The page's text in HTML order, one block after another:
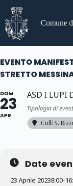
contenuto
Comune
EVENTO
STRETTO
DOM
23
APR
ASD I LUPI
Tipologia di
Colli S.
Date
23 Aprile 20238:00-